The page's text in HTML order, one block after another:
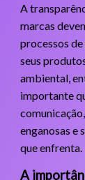
A
marcas
processos
seus
ambiental,
importante
enganosas e
que enfrenta.
A